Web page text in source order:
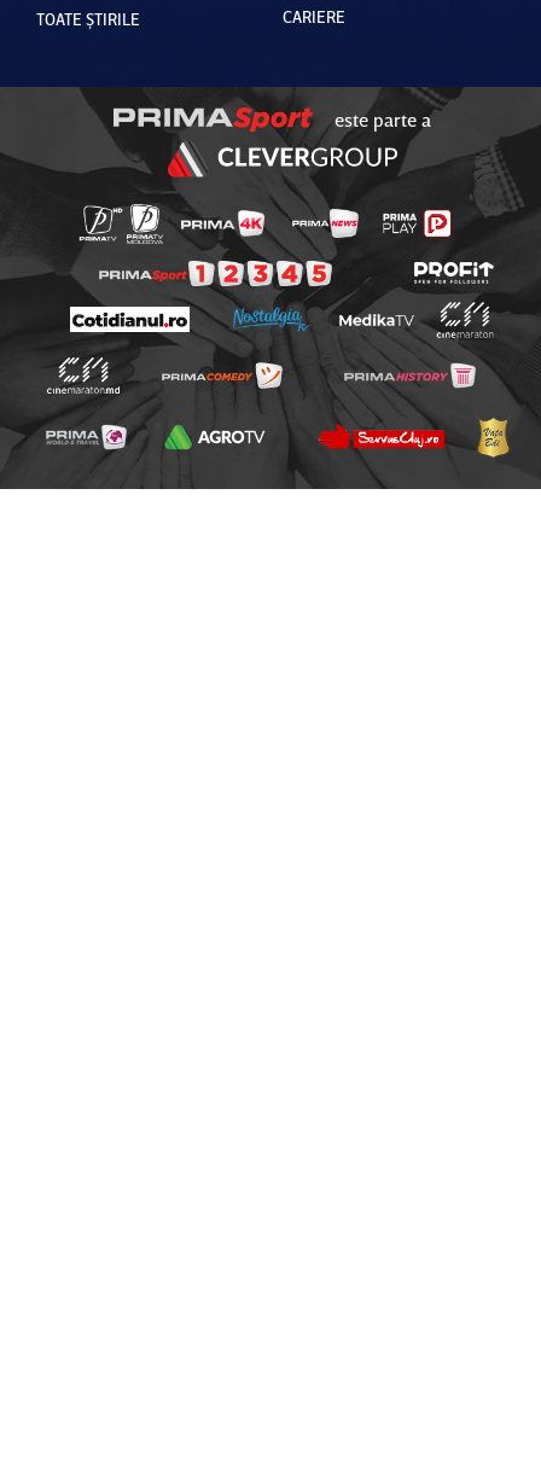
TOATE ȘTIRILE CARIERE
este parte a